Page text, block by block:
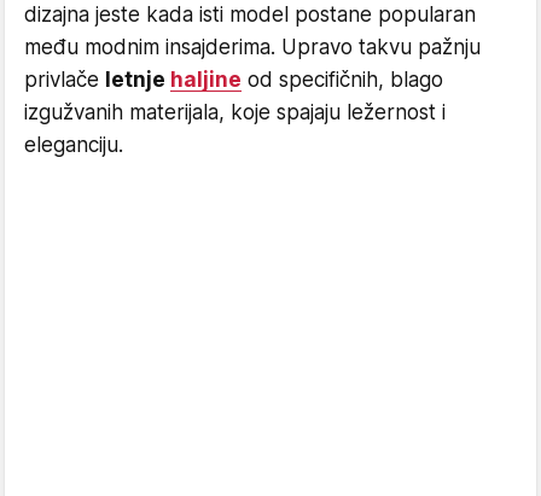
dizajna jeste kada isti model postane popularan
među modnim insajderima. Upravo takvu pažnju
privlače letnje haljine od specifičnih, blago
izgužvanih materijala, koje spajaju ležernost i
eleganciju.